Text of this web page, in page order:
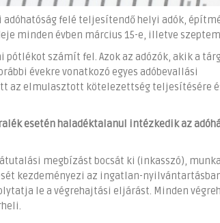
adóhatóság felé teljesítendő helyi adók,
minden évben március 15-e, illetve
számít fel. Azok az adózók, akik a
évekre vonatkozó egyes adóbevallási
az elmulasztott kötelezettség teljesítésére
esetén haladéktalanul intézkedik az
megbízást bocsát ki (inkasszó),
kezdeményezi az ingatlan-
le a végrehajtási eljárást. Minden